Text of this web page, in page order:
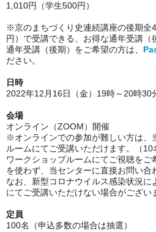
1,010円（学生500円）
※京のまちづくり史連続講座の後期全
円）で受講できる、お得な通年受講（
通年受講（後期）をご希望の方は、
ださい。
日時
2022年12月16日（金）19時～20時30
会場
オンライン（ZOOM）開催
※オンラインでの参加が難しい方は、
ルームにてご受講いただけます。（10
ワークショップルームにてご視聴をご
を使わず、当センターに直接お問い合
なお、新型コロナウイルス感染状況に
にてご受講いただけない場合がござい
定員
100名（申込多数の場合は抽選）